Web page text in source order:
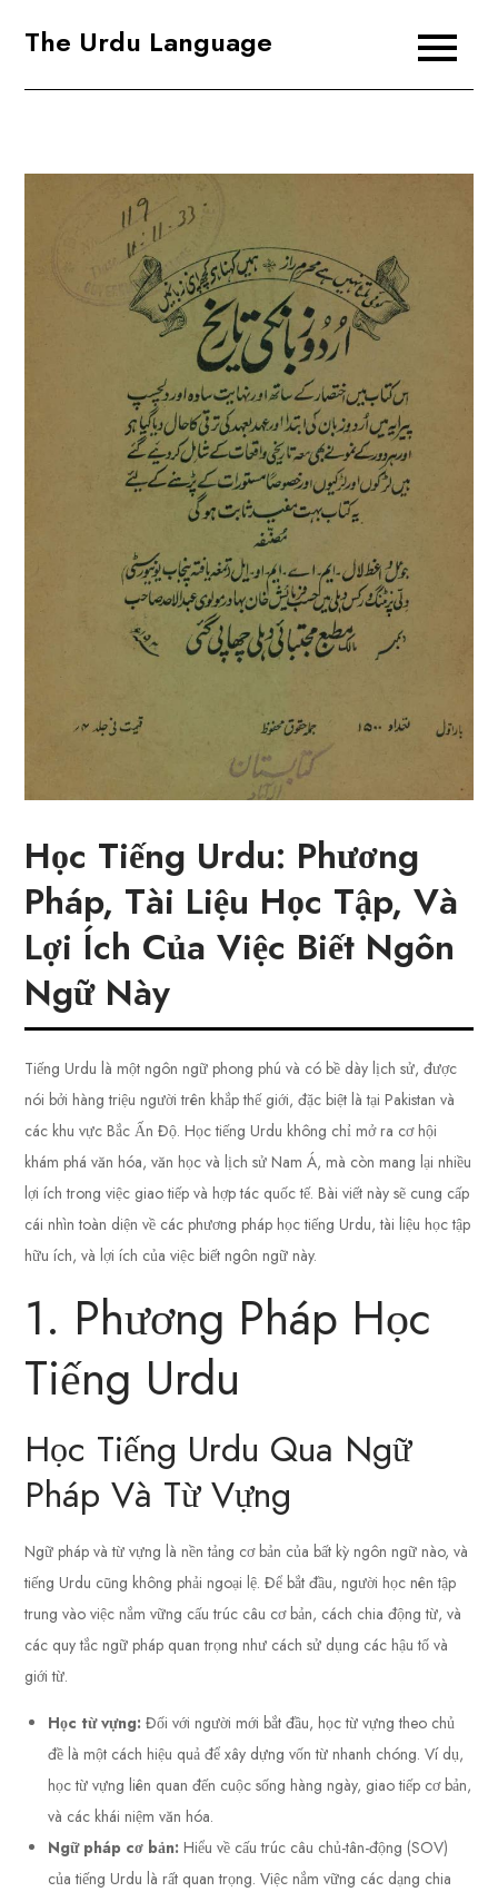
The Urdu Language
Học Tiếng Urdu: Phương
Pháp, Tài Liệu Học Tập, Và
Lợi Ích Của Việc Biết Ngôn
Ngữ Này
Tiếng Urdu là một ngôn ngữ phong phú và có bề dày lịch sử, được
nói bởi hàng triệu người trên khắp thế giới, đặc biệt là tại Pakistan và
các khu vực Bắc Ấn Độ. Học tiếng Urdu không chỉ mở ra cơ hội
khám phá văn hóa, văn học và lịch sử Nam Á, mà còn mang lại nhiều
lợi ích trong việc giao tiếp và hợp tác quốc tế. Bài viết này sẽ cung cấp
cái nhìn toàn diện về các phương pháp học tiếng Urdu, tài liệu học tập
hữu ích, và lợi ích của việc biết ngôn ngữ này.
1. Phương Pháp Học
Tiếng Urdu
Học Tiếng Urdu Qua Ngữ
Pháp Và Từ Vựng
Ngữ pháp và từ vựng là nền tảng cơ bản của bất kỳ ngôn ngữ nào, và
tiếng Urdu cũng không phải ngoại lệ. Để bắt đầu, người học nên tập
trung vào việc nắm vững cấu trúc câu cơ bản, cách chia động từ, và
các quy tắc ngữ pháp quan trọng như cách sử dụng các hậu tố và
giới từ.
Học từ vựng: Đối với người mới bắt đầu, học từ vựng theo chủ
đề là một cách hiệu quả để xây dựng vốn từ nhanh chóng. Ví dụ,
học từ vựng liên quan đến cuộc sống hàng ngày, giao tiếp cơ bản,
và các khái niệm văn hóa.
Ngữ pháp cơ bản: Hiểu về cấu trúc câu chủ-tân-động (SOV)
của tiếng Urdu là rất quan trọng. Việc nắm vững các dạng chia